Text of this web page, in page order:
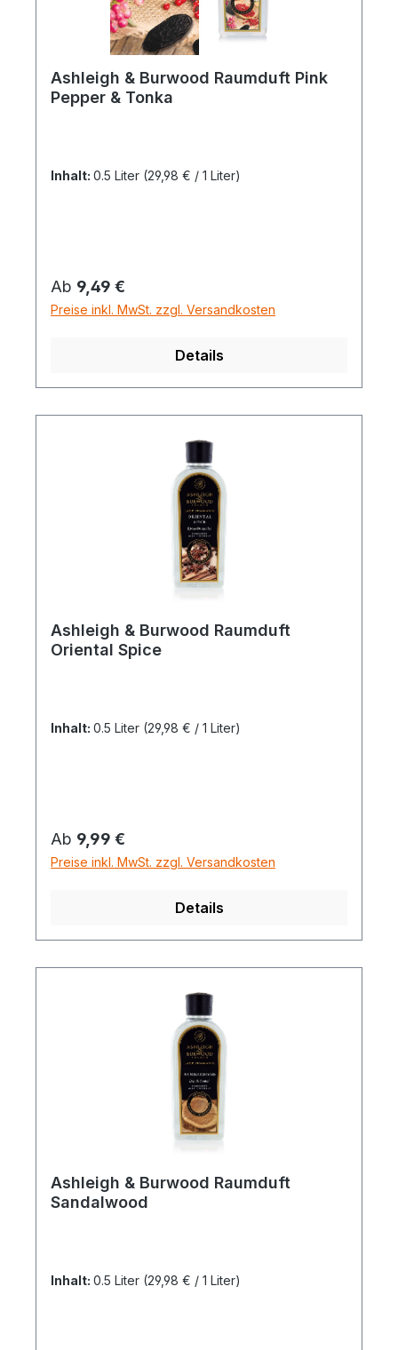
Ashleigh & Burwood Raumduft Pink
Pepper & Tonka
Inhalt: 0.5 Liter (29,98 € / 1 Liter)
Regulärer Preis:
Ab 9,49 €
Preise inkl. MwSt. zzgl. Versandkosten
Details
Ashleigh & Burwood Raumduft
Oriental Spice
Inhalt: 0.5 Liter (29,98 € / 1 Liter)
Regulärer Preis:
Ab 9,99 €
Preise inkl. MwSt. zzgl. Versandkosten
Details
Ashleigh & Burwood Raumduft
Sandalwood
Inhalt: 0.5 Liter (29,98 € / 1 Liter)